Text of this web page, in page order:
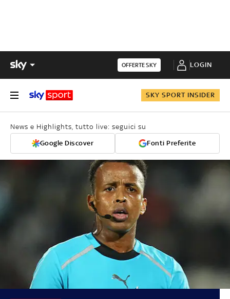
OFFERTE SKY LOGIN
SKY SPORT INSIDER
News e Highlights, tutto live: seguici su
Google Discover Fonti Preferite